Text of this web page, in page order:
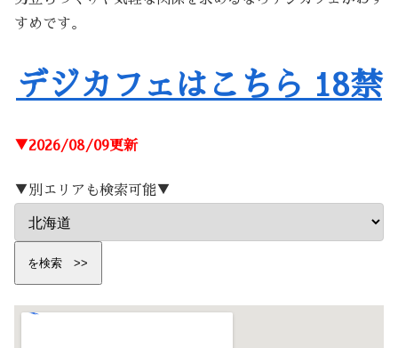
すめです。
デジカフェはこちら 18禁
▼2026/08/09更新
▼別エリアも検索可能▼